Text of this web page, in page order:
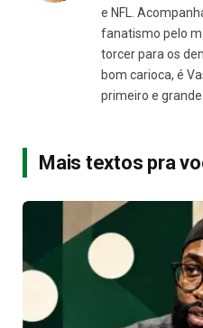
e NFL.
fanatismo pelo
torcer para os
bom carioca, é
primeiro e grande
Mais textos pra